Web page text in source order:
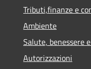
Tributi,finanze e
Ambiente
Salute, benessere
Autorizzazioni